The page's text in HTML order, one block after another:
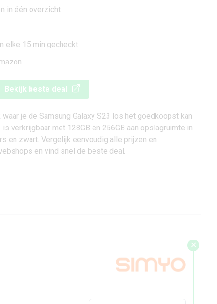
in één overzicht
elke 15 min gecheckt
Bekijk beste deal
je de Samsung Galaxy S23 los het goedkoopst kan
verkrijgbaar met 128GB en 256GB aan opslagruimte in
en zwart. Vergelijk eenvoudig alle prijzen en
en vind snel de beste deal.
✕